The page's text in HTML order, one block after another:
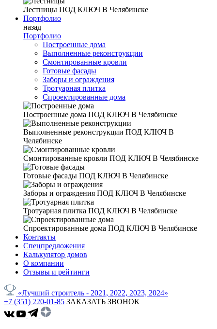
Лестницы ПОД КЛЮЧ В Челябинске
Портфолио
назад
Портфолио
Построенные дома
Выполненные реконструкции
Смонтированные кровли
Готовые фасады
Заборы и ограждения
Тротуарная плитка
Спроектированные дома
Построенные дома ПОД КЛЮЧ В Челябинске
Выполненные реконструкции ПОД КЛЮЧ В
Челябинске
Смонтированные кровли ПОД КЛЮЧ В Челябинске
Готовые фасады ПОД КЛЮЧ В Челябинске
Заборы и ограждения ПОД КЛЮЧ В Челябинске
Тротуарная плитка ПОД КЛЮЧ В Челябинске
Спроектированные дома ПОД КЛЮЧ В Челябинске
Контакты
Спецпредложения
Калькулятор домов
О компании
Отзывы и рейтинги
«Лучший строитель - 2021, 2022, 2023, 2024»
+7 (351) 220-01-85 ЗАКАЗАТЬ ЗВОНОК